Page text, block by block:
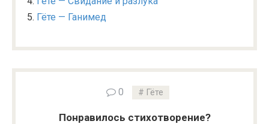
Гёте — Ганимед
0 Гёте
Понравилось стихотворение?